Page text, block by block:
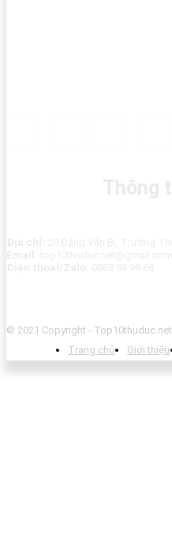
© 2021 Copyright - Top10thuduc.net
Trang chủ
Giới thiệu